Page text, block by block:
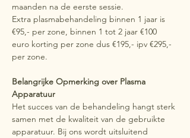
maanden na de eerste sessie.
Extra plasmabehandeling binnen 1 jaar is
€95,- per zone, binnen 1 tot 2 jaar €100
euro korting per zone dus €195,- ipv €295,-
per zone.
Belangrijke Opmerking over Plasma
Apparatuur
Het succes van de behandeling hangt sterk
samen met de kwaliteit van de gebruikte
apparatuur. Bij ons wordt uitsluitend